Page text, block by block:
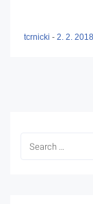
tcrnicki - 2. 2.